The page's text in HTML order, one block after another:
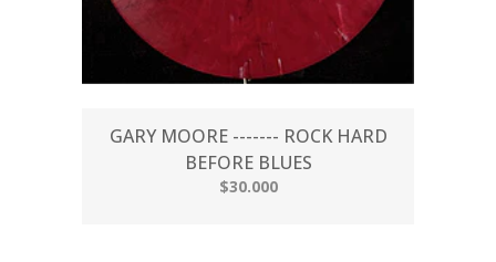
GARY MOORE ------- ROCK HARD
BEFORE BLUES
$30.000